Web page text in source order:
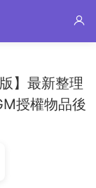
】最新整理
授權物品後